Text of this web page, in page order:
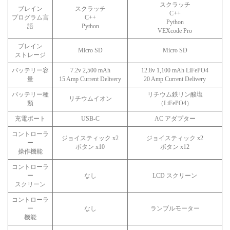
ブレイン
プログラム言
語
スクラッチ
C++
Python
スクラッチ
C++
Python
VEXcode Pro
ブレイン
ストレージ
Micro SD Micro SD
バッテリー容
量
7.2v 2,500 mAh
15 Amp Current Delivery
12.8v 1,100 mAh LiFePO4
20 Amp Current Delivery
バッテリー種
類
リチウムイオン
リチウム鉄リン酸塩
（LiFePO4）
充電ポート USB-C AC アダプター
コントローラ
ー
操作機能
ジョイスティック x2
ボタン x10
ジョイスティック x2
ボタン x12
コントローラ
ー
スクリーン
なし LCD スクリーン
コントローラ
ー
機能
なし ランブルモーター